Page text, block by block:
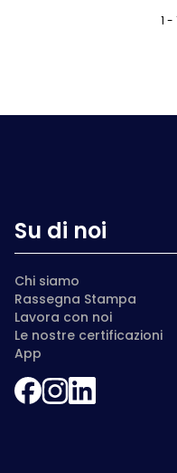
1 -
Su di noi
Chi siamo
Rassegna Stampa
Lavora con noi
Le nostre certificazioni
App